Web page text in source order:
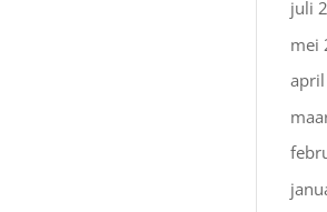
juli
mei